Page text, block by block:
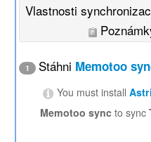
Vlastnosti
1 Stáhni Memotoo
You must install
Memotoo sync to sync